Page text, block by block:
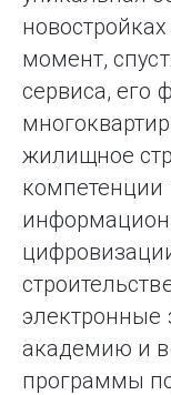
момент,
сервиса, его
жилищное
компетенции
академию и
программы